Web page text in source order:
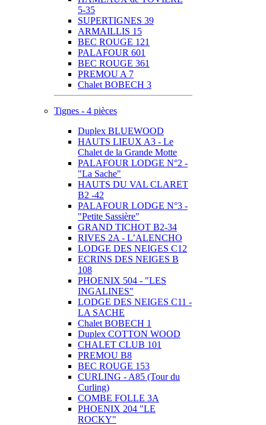
5-35
SUPERTIGNES 39
ARMAILLIS 15
BEC ROUGE 121
PALAFOUR 601
BEC ROUGE 361
PREMOU A 7
Chalet BOBECH 3
Tignes - 4 pièces
Duplex BLUEWOOD
HAUTS LIEUX A3 - Le
Chalet de la Grande Motte
PALAFOUR LODGE N°2 -
"La Sache"
HAUTS DU VAL CLARET
B2 -42
PALAFOUR LODGE N°3 -
"Petite Sassière"
GRAND TICHOT B2-34
RIVES 2A - L’ALENCHO
LODGE DES NEIGES C12
ECRINS DES NEIGES B
108
PHOENIX 504 - "LES
INGALINES"
LODGE DES NEIGES C11 -
LA SACHE
Chalet BOBECH 1
Duplex COTTON WOOD
CHALET CLUB 101
PREMOU B8
BEC ROUGE 153
CURLING - A85 (Tour du
Curling)
COMBE FOLLE 3A
PHOENIX 204 "LE
ROCKY"